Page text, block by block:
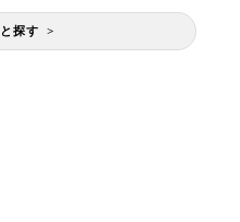
探す >